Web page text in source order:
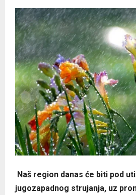
Naš region danas će biti pod
jugozapadnog strujanja, uz